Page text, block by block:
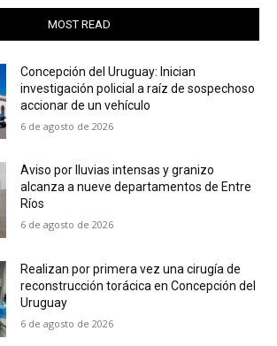
MOST READ
Concepción del Uruguay: Inician
investigación policial a raíz de sospechoso
accionar de un vehículo
6 de agosto de 2026
Aviso por lluvias intensas y granizo
alcanza a nueve departamentos de Entre
Ríos
6 de agosto de 2026
Realizan por primera vez una cirugía de
reconstrucción torácica en Concepción del
Uruguay
6 de agosto de 2026